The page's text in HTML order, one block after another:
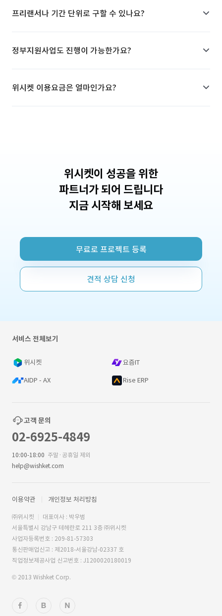
프리랜서나 기간 단위로 구할 수 있나요?
정부지원사업도 진행이 가능한가요?
위시켓 이용요금은 얼마인가요?
위시켓이 성공을 위한
파트너가 되어 드립니다
지금 시작해 보세요
무료로 프로젝트 등록
견적 상담 신청
서비스 전체보기
위시켓 요즘IT
AIDP - AX Rise ERP
고객 문의
02-6925-4849
10:00-18:00 주말·공휴일 제외
help@wishket.com
이용약관 개인정보 처리방침
㈜위시켓
대표이사 : 박우범
서울특별시 강남구 테헤란로 211 3층 ㈜위시켓
사업자등록번호 : 209-81-57303
통신판매업신고 : 제2018-서울강남-02337 호
직업정보제공사업 신고번호 : J1200020180019
© 2013 Wishket Corp.